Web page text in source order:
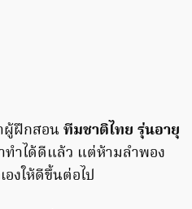
ผู้ฝึกสอนทีมชาติไทย รุ่นอายุ
ำได้ดีแล้ว แต่ห้ามลำพอง
งให้ดีขึ้นต่อไป